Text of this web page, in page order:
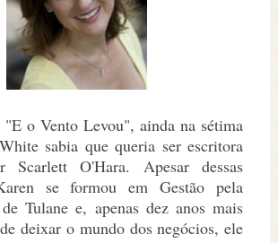
o Vento Levou", ainda na sétima
sabia que queria ser escritora
Scarlett O'Hara. Apesar dessas
se formou em Gestão pela
Tulane e, apenas dez anos mais
deixar o mundo dos negócios, ele